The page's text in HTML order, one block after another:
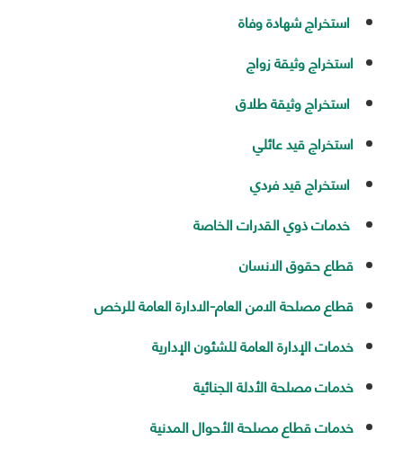
‌ استخراج شهادة وفاة
‌استخراج وثيقة زواج
‌ استخراج وثيقة طلاق
استخراج قيد عائلي
‌ استخراج قيد فردي
‌ خدمات ذوي القدرات الخاصة
قطاع حقوق الانسان
قطاع مصلحة الامن العام-الادارة العامة للرخص
خدمات الإدارة العامة للشئون الإدارية
خدمات مصلحة الأدلة الجنائية
خدمات قطاع مصلحة الأحوال المدنية